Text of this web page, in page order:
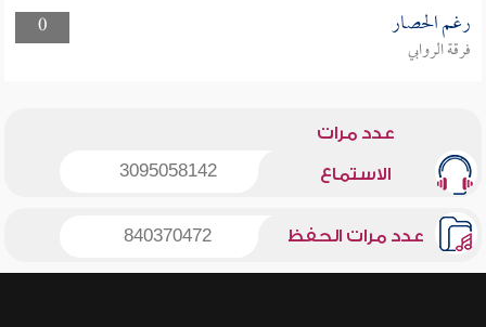
0
رغم الحصار
فرقة الروابي
عدد مرات
الاستماع 3095058142
عدد مرات الحفظ 840370472